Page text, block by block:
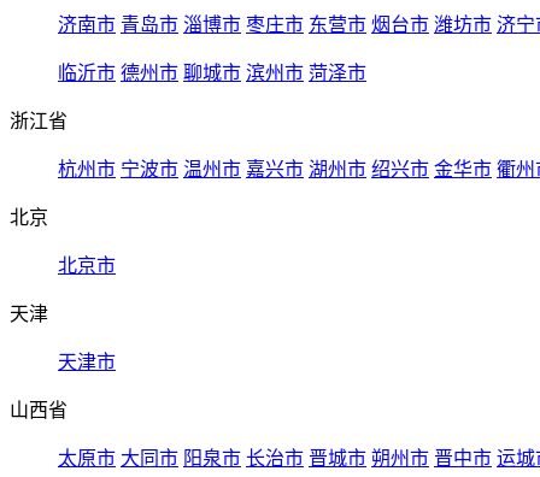
济南市 青岛市 淄博市 枣庄市 东营市 烟台市 潍坊市 济宁
临沂市 德州市 聊城市 滨州市 菏泽市
浙江省
杭州市 宁波市 温州市 嘉兴市 湖州市 绍兴市 金华市 衢州
北京
北京市
天津
天津市
山西省
太原市 大同市 阳泉市 长治市 晋城市 朔州市 晋中市 运城